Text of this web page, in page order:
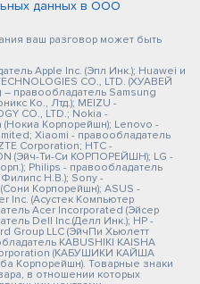
данных в ООО
ваш разговор может быть
Apple Inc. (Эпл Инк.); Huawei и
CO., LTD. (ХУАВЕЙ
правообладатель Samsung
Ко., Лтд.); MEIZU -
CO., LTD.; Nokia -
Корпорейшн); Lenovo -
Xiaomi - правообладатель
Corporation; HTC -
(Эйч-Ти-Си КОРПОРЕЙШН); LG -
Philips - правообладатель
Н.В.); Sony -
Корпорейшн); ASUS -
Inc. (Асустек Компьютер
Acer Incorporated (Эйсер
Dell Inc.(Делл Инк.); HP -
Group LLC (ЭйчПи Хьюлетт
KABUSHIKI KAISHA
(КАБУШИКИ КАЙША
Корпорейшн). Товарные знаки
в отношении которых